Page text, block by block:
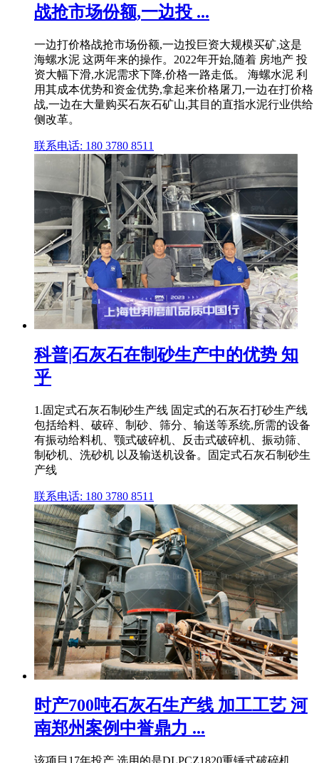
战抢市场份额,一边投 ...
一边打价格战抢市场份额,一边投巨资大规模买矿,这是
海螺水泥 这两年来的操作。2022年开始,随着 房地产 投
资大幅下滑,水泥需求下降,价格一路走低。 海螺水泥 利
用其成本优势和资金优势,拿起来价格屠刀,一边在打价格
战,一边在大量购买石灰石矿山,其目的直指水泥行业供给
侧改革。
联系电话: 180 3780 8511
科普|石灰石在制砂生产中的优势 知
乎
1.固定式石灰石制砂生产线 固定式的石灰石打砂生产线
包括给料、破碎、制砂、筛分、输送等系统,所需的设备
有振动给料机、颚式破碎机、反击式破碎机、振动筛、
制砂机、洗砂机 以及输送机设备。固定式石灰石制砂生
产线
联系电话: 180 3780 8511
时产700吨石灰石生产线 加工工艺 河
南郑州案例中誉鼎力 ...
该项目17年投产,选用的是DLPCZ1820重锤式破碎机、